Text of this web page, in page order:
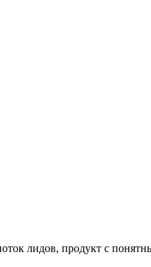
лидов, продукт с